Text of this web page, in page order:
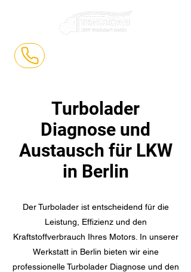
Turbolader
Diagnose und
Austausch für LKW
in Berlin
Der Turbolader ist entscheidend für die
Leistung, Effizienz und den
Kraftstoffverbrauch Ihres Motors. In unserer
Werkstatt in Berlin bieten wir eine
professionelle Turbolader Diagnose und den